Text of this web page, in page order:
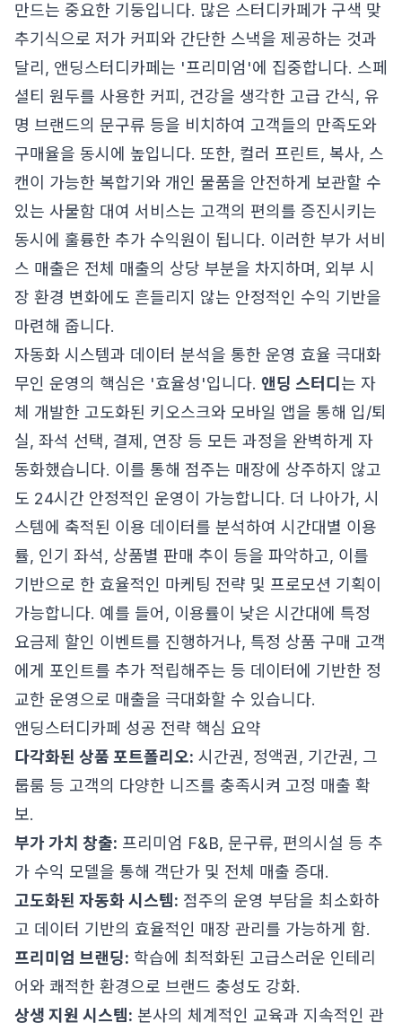
만드는 중요한 기둥입니다. 많은 스터디카페가 구색 맞
추기식으로 저가 커피와 간단한 스낵을 제공하는 것과
달리, 앤딩스터디카페는 '프리미엄'에 집중합니다. 스페
셜티 원두를 사용한 커피, 건강을 생각한 고급 간식, 유
명 브랜드의 문구류 등을 비치하여 고객들의 만족도와
구매율을 동시에 높입니다. 또한, 컬러 프린트, 복사, 스
캔이 가능한 복합기와 개인 물품을 안전하게 보관할 수
있는 사물함 대여 서비스는 고객의 편의를 증진시키는
동시에 훌륭한 추가 수익원이 됩니다. 이러한 부가 서비
스 매출은 전체 매출의 상당 부분을 차지하며, 외부 시
장 환경 변화에도 흔들리지 않는 안정적인 수익 기반을
마련해 줍니다.
자동화 시스템과 데이터 분석을 통한 운영 효율 극대화
무인 운영의 핵심은 '효율성'입니다. 앤딩 스터디 는 자
체 개발한 고도화된 키오스크와 모바일 앱을 통해 입/퇴
실, 좌석 선택, 결제, 연장 등 모든 과정을 완벽하게 자
동화했습니다. 이를 통해 점주는 매장에 상주하지 않고
도 24시간 안정적인 운영이 가능합니다. 더 나아가, 시
스템에 축적된 이용 데이터를 분석하여 시간대별 이용
률, 인기 좌석, 상품별 판매 추이 등을 파악하고, 이를
기반으로 한 효율적인 마케팅 전략 및 프로모션 기획이
가능합니다. 예를 들어, 이용률이 낮은 시간대에 특정
요금제 할인 이벤트를 진행하거나, 특정 상품 구매 고객
에게 포인트를 추가 적립해주는 등 데이터에 기반한 정
교한 운영으로 매출을 극대화할 수 있습니다.
앤딩스터디카페 성공 전략 핵심 요약
다각화된 상품 포트폴리오: 시간권, 정액권, 기간권, 그
룹룸 등 고객의 다양한 니즈를 충족시켜 고정 매출 확
보.
부가 가치 창출: 프리미엄 F&B, 문구류, 편의시설 등 추
가 수익 모델을 통해 객단가 및 전체 매출 증대.
고도화된 자동화 시스템: 점주의 운영 부담을 최소화하
고 데이터 기반의 효율적인 매장 관리를 가능하게 함.
프리미엄 브랜딩: 학습에 최적화된 고급스러운 인테리
어와 쾌적한 환경으로 브랜드 충성도 강화.
상생 지원 시스템: 본사의 체계적인 교육과 지속적인 관